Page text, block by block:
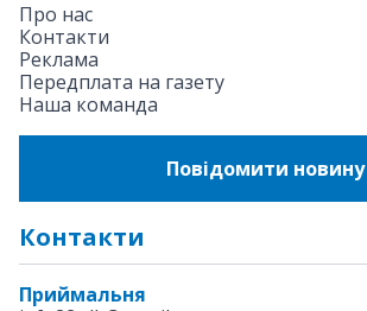
Про нас
Контакти
Реклама
Передплата на газету
Наша команда
Повідомити новину
Контакти
Приймальня